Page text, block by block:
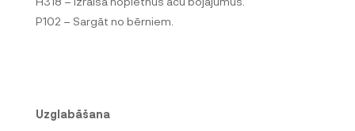
P102 – Sargāt no bērniem.
Uzglabāšana